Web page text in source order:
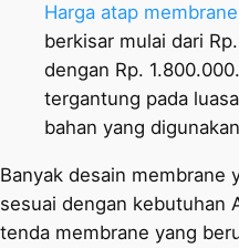
Harga atap
berkisar mulai dari
dengan Rp.
tergantung pada
bahan yang
Banyak desain membrane
sesuai dengan kebutuhan
tenda membrane yang